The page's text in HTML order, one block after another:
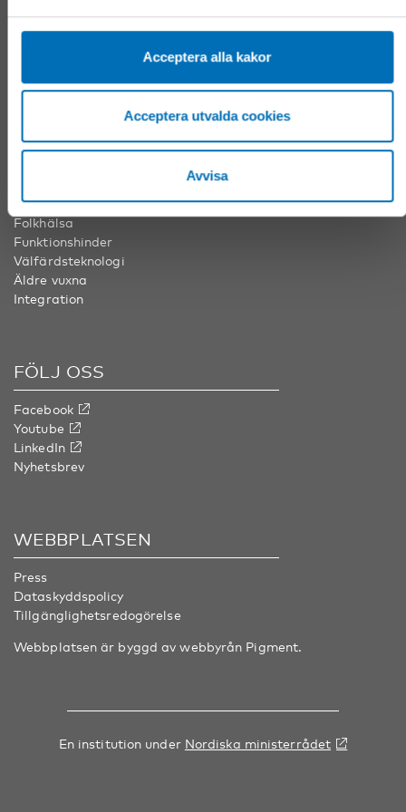
Acceptera alla kakor
Acceptera utvalda cookies
Avvisa
Nordens välfärdscenter Finland
info@nordicwelfare.org
Barn & unga
Folkhälsa
Funktionshinder
Välfärdsteknologi
Äldre vuxna
Integration
FÖLJ OSS
Facebook
Youtube
LinkedIn
Nyhetsbrev
WEBBPLATSEN
Press
Dataskyddspolicy
Tillgänglighetsredogörelse
Webbplatsen är byggd av webbyrån Pigment.
En institution under Nordiska ministerrådet